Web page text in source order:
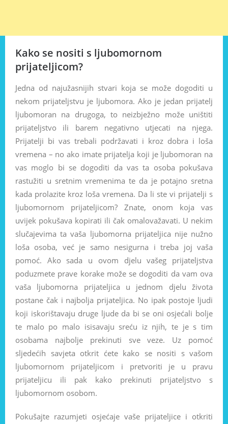
Kako se nositi s ljubomornom
prijateljicom?
Jedna od najužasnijih stvari koja se može dogoditi u
nekom prijateljstvu je ljubomora. Ako je jedan prijatelj
ljubomoran na drugoga, to neizbježno može uništiti
prijateljstvo ili barem negativno utjecati na njega.
Prijatelji bi vas trebali podržavati i kroz dobra i loša
vremena – no ako imate prijatelja koji je ljubomoran na
vas moglo bi se dogoditi da vas ta osoba pokušava
rastužiti u sretnim vremenima te da je potajno sretna
kada prolazite kroz loša vremena. Da li ste vi prijatelji s
ljubomornom prijateljicom? Znate, onom koja vas
uvijek pokušava kopirati ili čak omalovažavati. U nekim
slučajevima ta vaša ljubomorna prijateljica nije nužno
loša osoba, već je samo nesigurna i treba joj vaša
pomoć. Ako sada u ovom djelu vašeg prijateljstva
poduzmete prave korake može se dogoditi da vam ova
vaša ljubomorna prijateljica u jednom djelu života
postane čak i najbolja prijateljica. No ipak postoje ljudi
koji iskorištavaju druge ljude da bi se oni osjećali bolje
te malo po malo isisavaju sreću iz njih, te je s tim
osobama najbolje prekinuti sve veze. Uz pomoć
sljedećih savjeta otkrit ćete kako se nositi s vašom
ljubomornom prijateljicom i pretvoriti je u pravu
prijateljicu ili pak kako prekinuti prijateljstvo s
ljubomornom osobom.
Pokušajte razumjeti osjećaje vaše prijateljice i otkriti